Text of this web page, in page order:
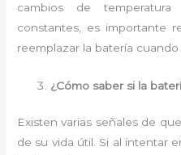
cambios de
constantes, es importante
reemplazar la batería cuando
¿Cómo saber si la
Existen varias señales de
de su vida útil. Si al intentar